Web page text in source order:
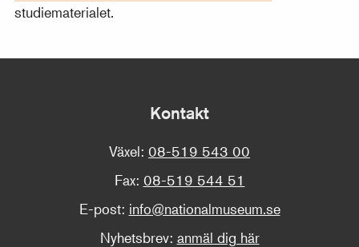
studiematerialet.
Kontakt
Växel: 08-519 543 00
Fax: 08-519 544 51
E-post: info@nationalmuseum.se
Nyhetsbrev: anmäl dig här